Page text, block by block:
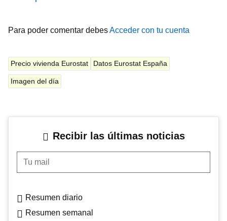
Para poder comentar debesAcceder con tu cuenta
Precio vivienda Eurostat Datos Eurostat España
Imagen del día
Recibir las últimas noticias
Tu mail
Resumen diario
Resumen semanal